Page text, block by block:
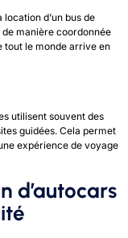
d’un bus de
manière coordonnée
tout le monde arrive en
utilisent souvent des
guidées. Cela permet
expérience de voyage
d’autocars